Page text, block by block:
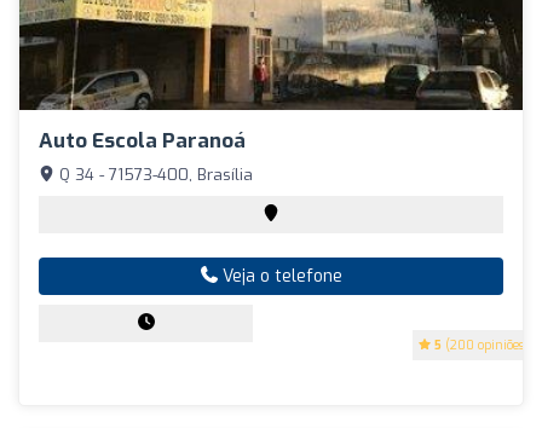
Auto Escola Paranoá
5 (200 opiniões)
Q 34 - 71573-400, Brasília
Veja o telefone